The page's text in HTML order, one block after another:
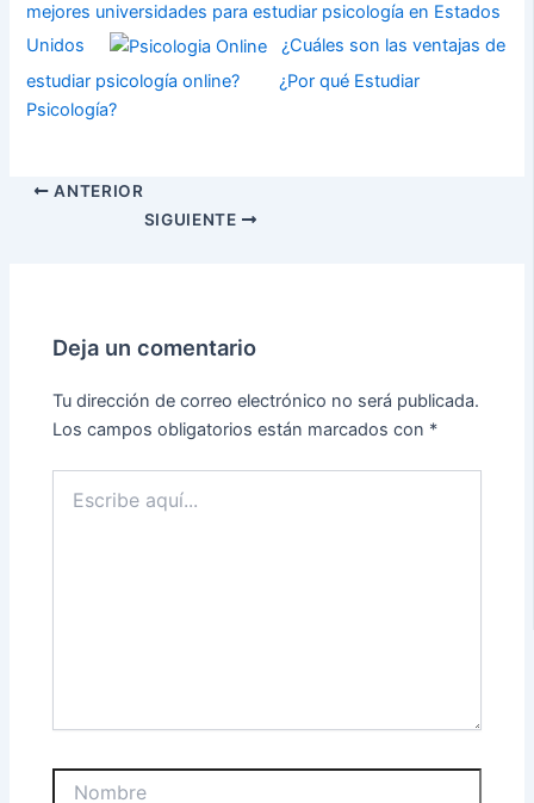
mejores universidades para estudiar psicología en Estados
Unidos
¿Cuáles son las ventajas de
estudiar psicología online?
¿Por qué Estudiar
Psicología?
ANTERIOR
SIGUIENTE
Deja un comentario
Tu dirección de correo electrónico no será publicada.
Los campos obligatorios están marcados con *
aquí...